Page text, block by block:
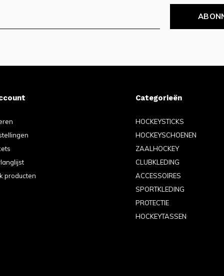
producten
Categorieën
HOCKEYSTICKS
HOCKEYSCHOENEN
ZAALHOCKEY
CLUBKLEDING
ACCESSOIRES
SPORTKLEDING
PROTECTIE
HOCKEYTASSEN